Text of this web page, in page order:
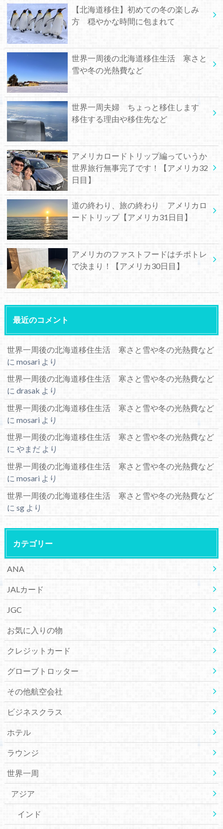
【北海道移住】初めての冬の楽しみ
方 穏やかな時間に包まれて
世界一周後の北海道移住生活 寒さと
雪や冬の光熱費など
世界一周夫婦 ちょっと移住します
移住する理由や移住先など
アメリカロードトリップ編っていうか
世界旅行無事完了です！【アメリカ32
日目】
道の終わり、旅の終わり アメリカロ
ードトリップ【アメリカ31日目】
アメリカのファストフードはチポトレ
で決まり！【アメリカ30日目】
最近のコメント
世界一周後の北海道移住生活 寒さと雪や冬の光熱費など
に mosariより
世界一周後の北海道移住生活 寒さと雪や冬の光熱費など
に drasak より
世界一周後の北海道移住生活 寒さと雪や冬の光熱費など
に mosariより
世界一周後の北海道移住生活 寒さと雪や冬の光熱費など
に やまだより
世界一周後の北海道移住生活 寒さと雪や冬の光熱費など
に mosariより
世界一周後の北海道移住生活 寒さと雪や冬の光熱費など
に sgより
カテゴリー
ANA
JALカード
JGC
お気に入りの物
クレジットカード
グローブトロッター
その他航空会社
ビジネスクラス
ホテル
ラウンジ
世界一周
アジア
インド